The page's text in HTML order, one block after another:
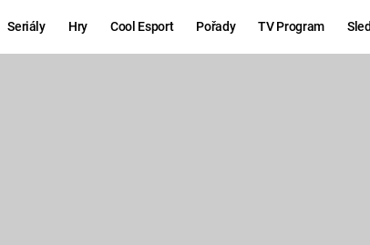
Seriály Hry Cool Esport Pořady TV Program